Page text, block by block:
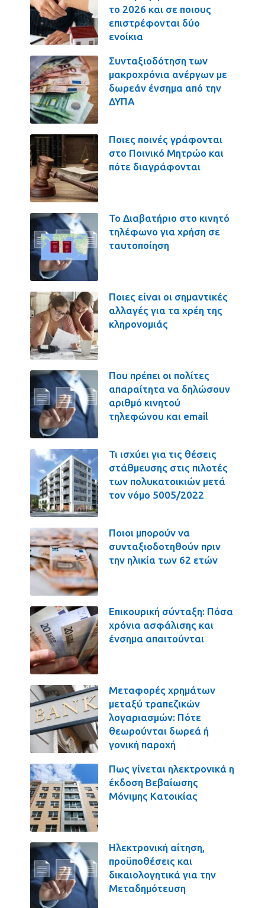
το 2026 και σε ποιους
επιστρέφονται δύο
ενοίκια
Συνταξιοδότηση των
μακροχρόνια ανέργων με
δωρεάν ένσημα από την
ΔΥΠΑ
Ποιες ποινές γράφονται
στο Ποινικό Μητρώο και
πότε διαγράφονται
Το Διαβατήριο στο κινητό
τηλέφωνο για χρήση σε
ταυτοποίηση
Ποιες είναι οι σημαντικές
αλλαγές για τα χρέη της
κληρονομιάς
Που πρέπει οι πολίτες
απαραίτητα να δηλώσουν
αριθμό κινητού
τηλεφώνου και email
Τι ισχύει για τις θέσεις
στάθμευσης στις πιλοτές
των πολυκατοικιών μετά
τον νόμο 5005/2022
Ποιοι μπορούν να
συνταξιοδοτηθούν πριν
την ηλικία των 62 ετών
Επικουρική σύνταξη: Πόσα
χρόνια ασφάλισης και
ένσημα απαιτούνται
Μεταφορές χρημάτων
μεταξύ τραπεζικών
λογαριασμών: Πότε
θεωρούνται δωρεά ή
γονική παροχή
Πως γίνεται ηλεκτρονικά η
έκδοση Βεβαίωσης
Μόνιμης Κατοικίας
Ηλεκτρονική αίτηση,
προϋποθέσεις και
δικαιολογητικά για την
Μεταδημότευση